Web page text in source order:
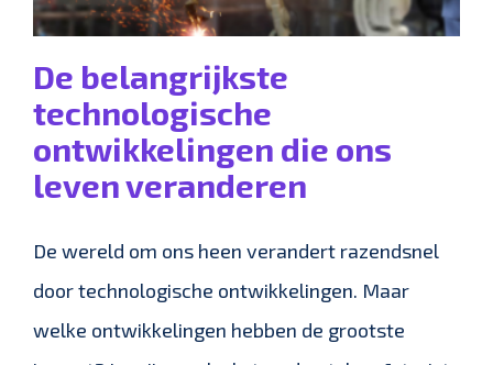
De belangrijkste
technologische
ontwikkelingen die ons
leven veranderen
De wereld om ons heen verandert razendsnel
door technologische ontwikkelingen. Maar
welke ontwikkelingen hebben de grootste